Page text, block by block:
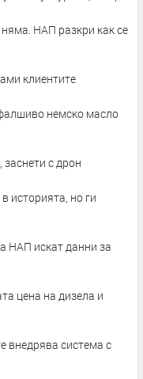
НАП разкри как се
клиентите
немско масло
с дрон
историята, но ги
НАП искат данни за
цена на дизела и
внедрява система с